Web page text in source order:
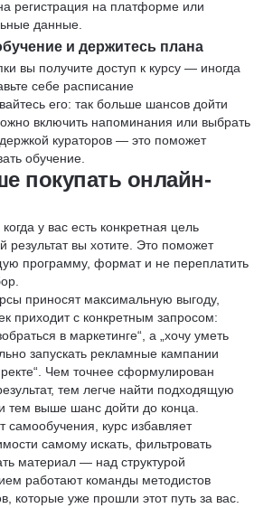
регистрация на платформе или
данные.
и держитесь плана
вы получите доступ к курсу — иногда
себе расписание
его: так больше шансов дойти
включить напоминания или выбрать
кураторов — это поможет
обучение.
покупать онлайн-
у вас есть конкретная цель
результат вы хотите. Это поможет
программу, формат и не переплатить
приносят максимальную выгоду,
приходит с конкретным запросом:
в маркетинге“, а „хочу уметь
запускать рекламные кампании
Чем точнее сформулирован
тем легче найти подходящую
тем выше шанс дойти до конца.
самообучения, курс избавляет
самому искать, фильтровать
материал — над структурой
работают команды методистов
которые уже прошли этот путь за вас.